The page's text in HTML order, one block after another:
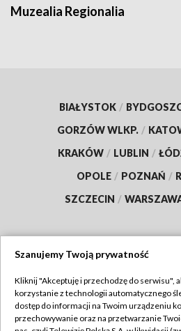
Muzealia Regionalia
BIAŁYSTOK /
GORZÓW WLKP. /
KRAKÓW / LUBLIN /
OPOLE / POZNAŃ /
SZCZECIN /
TVP
Abonament TVP
Regulamin
Szanujemy Twoją prywatność
Kliknij "Akceptuję i przechodzę do serwisu",
korzystanie z technologii automatycznego
dostęp do informacji na Twoim urządzeniu
przechowywanie oraz na przetwarzanie